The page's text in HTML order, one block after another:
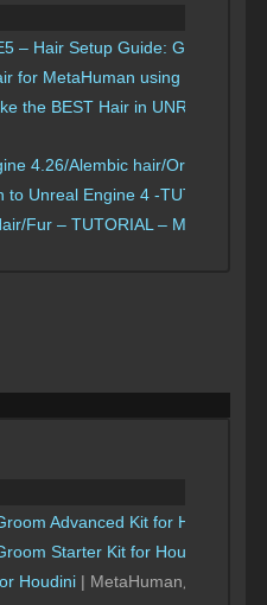
– Hair Setup Guide: Groom
for MetaHuman using X-Gen
the BEST Hair in UNREAL
4.26/Alembic hair/Ornatrix
to Unreal Engine 4 -TUTORIAL
Fur – TUTORIAL – Maya
Advanced Kit for Houdini
Starter Kit for Houdini
Houdini | MetaHuman用プラグ